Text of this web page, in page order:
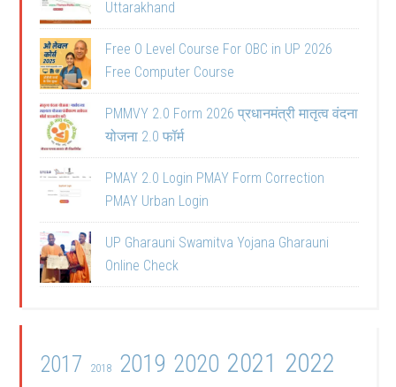
Uttarakhand
Free O Level Course For OBC in UP 2026
Free Computer Course
PMMVY 2.0 Form 2026 प्रधानमंत्री मातृत्व वंदना
योजना 2.0 फॉर्म
PMAY 2.0 Login PMAY Form Correction
PMAY Urban Login
UP Gharauni Swamitva Yojana Gharauni
Online Check
2017 2018 2019 2020 2021 2022